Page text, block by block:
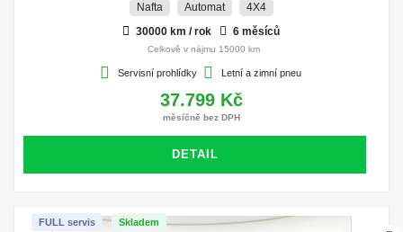
Nafta Automat
4X4
30000 km / rok
6 měsíců
Celkově v nájmu 15000 km
Servisní prohlídky Letní a zimní pneu
37.799 Kč
měsíčně bez DPH
DETAIL
Skladem
FULL servis